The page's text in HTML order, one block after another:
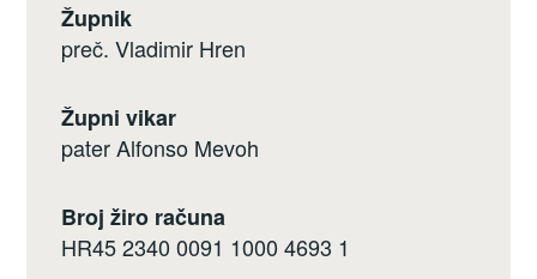
Župnik
preč. Vladimir Hren
Župni vikar
pater Alfonso Mevoh
Broj žiro računa
HR45 2340 0091 1000 4693 1